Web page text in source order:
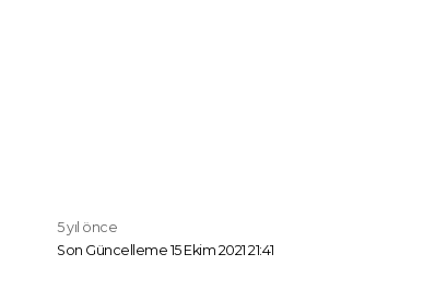
Son Güncelleme 15 Ekim 2021 21:41
5 yıl önce